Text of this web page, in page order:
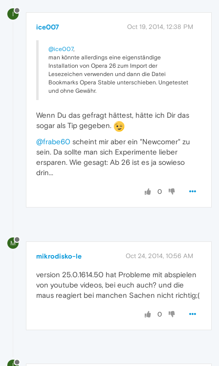
I
ice007 Oct 19, 2014, 12:38 PM
@ice007,
man könnte allerdings eine eigenständige
Installation von Opera 26 zum Import der
Lesezeichen verwenden und dann die Datei
Bookmarks Opera Stable unterschieben. Ungetestet
und ohne Gewähr.
Wenn Du das gefragt hättest, hätte ich Dir das
sogar als Tip gegeben.
@frabe60 scheint mir aber ein "Newcomer" zu
sein. Da sollte man sich Experimente lieber
ersparen. Wie gesagt: Ab 26 ist es ja sowieso
drin...
0
M
mikrodisko-le Oct 24, 2014, 10:56 AM
version 25.0.1614.50 hat Probleme mit abspielen
von youtube videos, bei euch auch? und die
maus reagiert bei manchen Sachen nicht richtig;(
0